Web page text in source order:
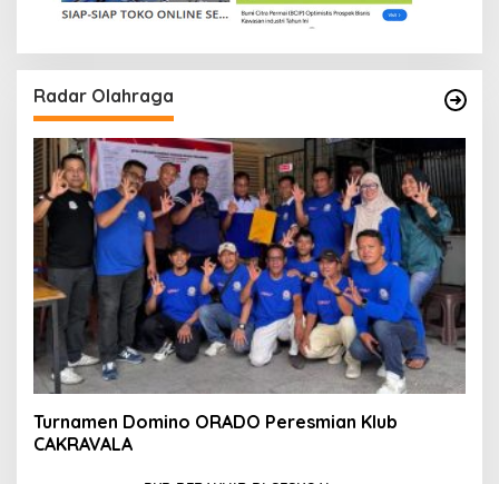
Radar Olahraga
Turnamen Domino ORADO Peresmian Klub
CAKRAVALA